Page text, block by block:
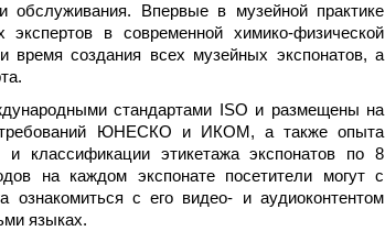
обслуживания. Впервые в музейной практике
в современной химико-физической
время создания всех музейных экспонатов, а
стандартами ISO и размещены на
требований ЮНЕСКО и ИКОМ, а также опыта
классификации этикетажа экспонатов по 8
на каждом экспонате посетители могут с
с его видео- и аудиоконтентом
языках.